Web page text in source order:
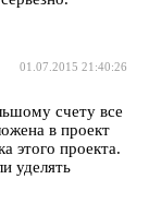
01.07.2015 21:40:26
счету все
в проект
этого проекта.
уделять